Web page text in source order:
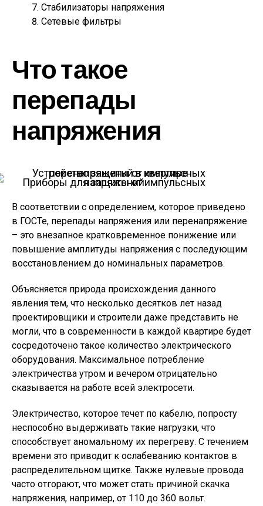
Стабилизаторы напряжения
Сетевые фильтры
Что такое
перепады
напряжения
Приборы для защиты от импульсных напряжений
В соответствии с определением, которое приведено
в ГОСТе, перепады напряжения или перенапряжение
– это внезапное кратковременное понижение или
повышение амплитуды напряжения с последующим
восстановлением до номинальных параметров.
Объясняется природа происхождения данного
явления тем, что несколько десятков лет назад
проектировщики и строители даже представить не
могли, что в современности в каждой квартире будет
сосредоточено такое количество электрического
оборудования. Максимальное потребление
электричества утром и вечером отрицательно
сказывается на работе всей электросети.
Электричество, которое течет по кабелю, попросту
неспособно выдерживать такие нагрузки, что
способствует аномальному их перегреву. С течением
времени это приводит к ослабеванию контактов в
распределительном щитке. Также нулевые провода
часто отгорают, что может стать причиной скачка
напряжения, например, от 110 до 360 вольт.